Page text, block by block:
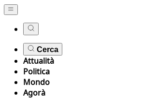
Cerca
Attualità
Politica
Mondo
Agorà